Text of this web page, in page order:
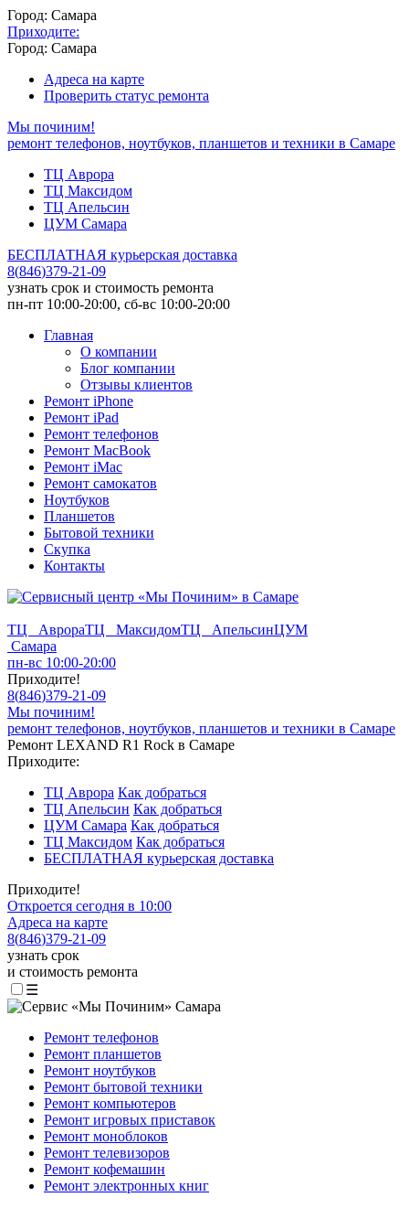
Город: Самара
Приходите:
Город: Самара
Адреса на карте
Проверить статус ремонта
Мы починим!
ремонт телефонов, ноутбуков, планшетов и техники в Самаре
ТЦ Аврора
ТЦ Максидом
ТЦ Апельсин
ЦУМ Самара
БЕСПЛАТНАЯ курьерская доставка
8(846)379-21-09
узнать срок и стоимость ремонта
пн-пт 10:00-20:00, сб-вс 10:00-20:00
Главная
О компании
Блог компании
Отзывы клиентов
Ремонт iPhone
Ремонт iPad
Ремонт телефонов
Ремонт MacBook
Ремонт iMac
Ремонт самокатов
Ноутбуков
Планшетов
Бытовой техники
Скупка
Контакты
ТЦ АврораТЦ МаксидомТЦ АпельсинЦУМ
Самара
пн-вс 10:00-20:00
Приходите!
8(846)379-21-09
Мы починим!
ремонт телефонов, ноутбуков, планшетов и техники в Самаре
Ремонт LEXAND R1 Rock в Самаре
Приходите:
ТЦ Аврора Как добраться
ТЦ Апельсин Как добраться
ЦУМ Самара Как добраться
ТЦ Максидом Как добраться
БЕСПЛАТНАЯ курьерская доставка
Приходите!
Откроется сегодня в 10:00
Адреса на карте
8(846)379-21-09
узнать срок
и стоимость ремонта
☰
Ремонт телефонов
Ремонт планшетов
Ремонт ноутбуков
Ремонт бытовой техники
Ремонт компьютеров
Ремонт игровых приставок
Ремонт моноблоков
Ремонт телевизоров
Ремонт кофемашин
Ремонт электронных книг